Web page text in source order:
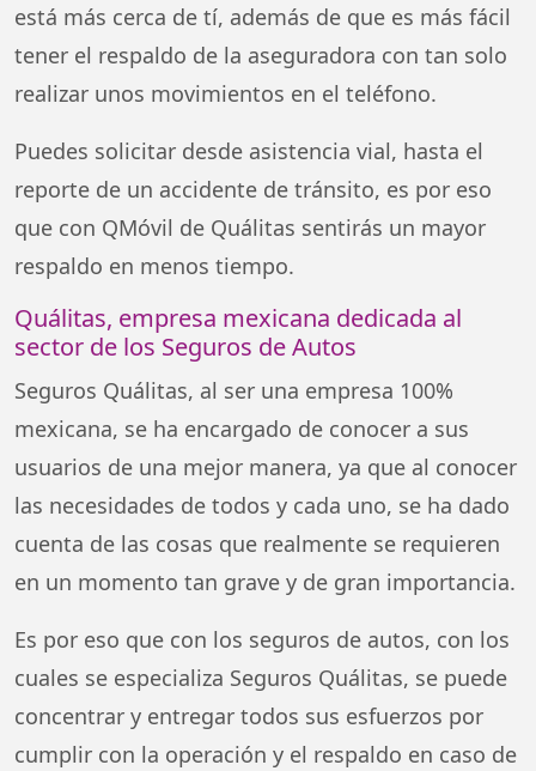
está más cerca de tí, además de que es más fácil
tener el respaldo de la aseguradora con tan solo
realizar unos movimientos en el teléfono.
Puedes solicitar desde asistencia vial, hasta el
reporte de un accidente de tránsito, es por eso
que con QMóvil de Quálitas sentirás un mayor
respaldo en menos tiempo.
Quálitas, empresa mexicana dedicada al
sector de los Seguros de Autos
Seguros Quálitas, al ser una empresa 100%
mexicana, se ha encargado de conocer a sus
usuarios de una mejor manera, ya que al conocer
las necesidades de todos y cada uno, se ha dado
cuenta de las cosas que realmente se requieren
en un momento tan grave y de gran importancia.
Es por eso que con los seguros de autos, con los
cuales se especializa Seguros Quálitas, se puede
concentrar y entregar todos sus esfuerzos por
cumplir con la operación y el respaldo en caso de